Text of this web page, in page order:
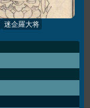
迷企羅大将